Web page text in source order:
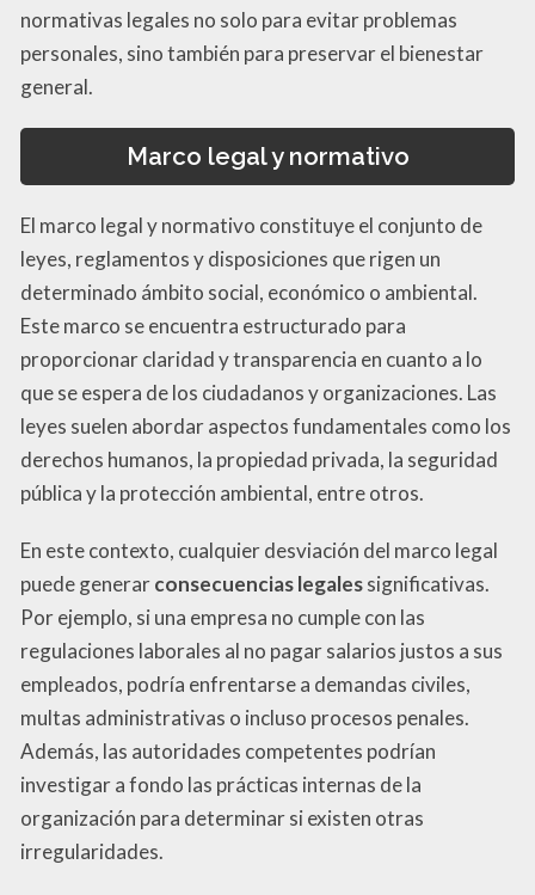
normativas legales no solo para evitar problemas
personales, sino también para preservar el bienestar
general.
Marco legal y normativo
El marco legal y normativo constituye el conjunto de
leyes, reglamentos y disposiciones que rigen un
determinado ámbito social, económico o ambiental.
Este marco se encuentra estructurado para
proporcionar claridad y transparencia en cuanto a lo
que se espera de los ciudadanos y organizaciones. Las
leyes suelen abordar aspectos fundamentales como los
derechos humanos, la propiedad privada, la seguridad
pública y la protección ambiental, entre otros.
En este contexto, cualquier desviación del marco legal
puede generarconsecuencias legalessignificativas.
Por ejemplo, si una empresa no cumple con las
regulaciones laborales al no pagar salarios justos a sus
empleados, podría enfrentarse a demandas civiles,
multas administrativas o incluso procesos penales.
Además, las autoridades competentes podrían
investigar a fondo las prácticas internas de la
organización para determinar si existen otras
irregularidades.